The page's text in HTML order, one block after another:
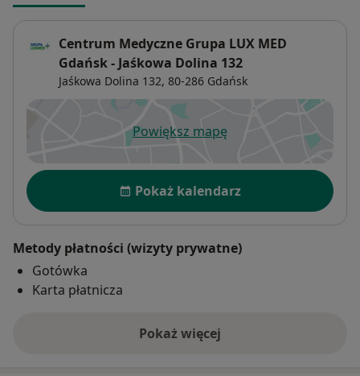
Centrum Medyczne Grupa LUX MED
Gdańsk - Jaśkowa Dolina 132
Jaśkowa Dolina 132, 80-286 Gdańsk
Powiększ mapęotwiera się w nowej karcie
Dostępność
Pokaż kalendarz
Metody płatności (wizyty prywatne)
Gotówka
Karta płatnicza
Pokaż więcej
o adresie